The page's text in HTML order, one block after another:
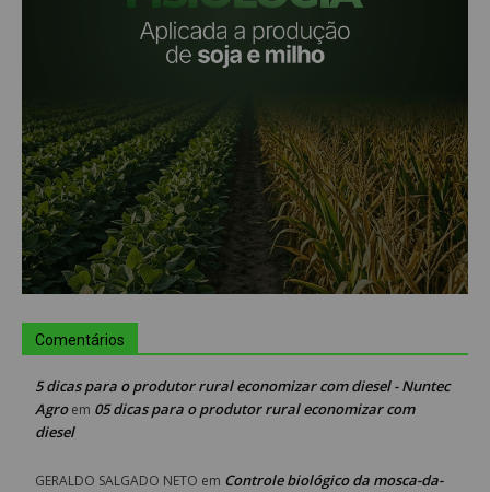
Comentários
5 dicas para o produtor rural economizar com diesel - Nuntec
Agroem 05 dicas para o produtor rural economizar com
diesel
GERALDO SALGADO NETO em Controle biológico da mosca-da-